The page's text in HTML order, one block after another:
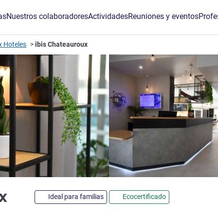
Nuestros colaboradoresActividadesReuniones y eventos
Hoteles ibis Chateauroux
3 estrellas
Ideal para familias Ecocertificado
ALL)